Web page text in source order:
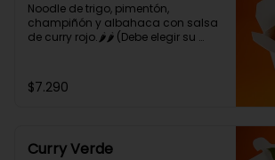
Noodle de trigo, pimentón,
champiñón y albahaca con salsa
de curry rojo.🌶🌶 (Debe elegir su
$7.290
Curry Verde